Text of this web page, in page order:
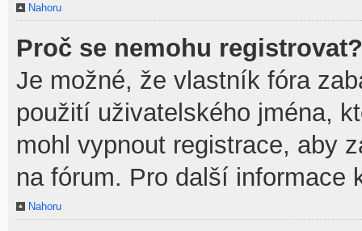
Nahoru
Proč se nemohu registrovat?
Je možné, že vlastník fóra
použití uživatelského jména,
mohl vypnout registrace, aby
na fórum. Pro další informace
Nahoru